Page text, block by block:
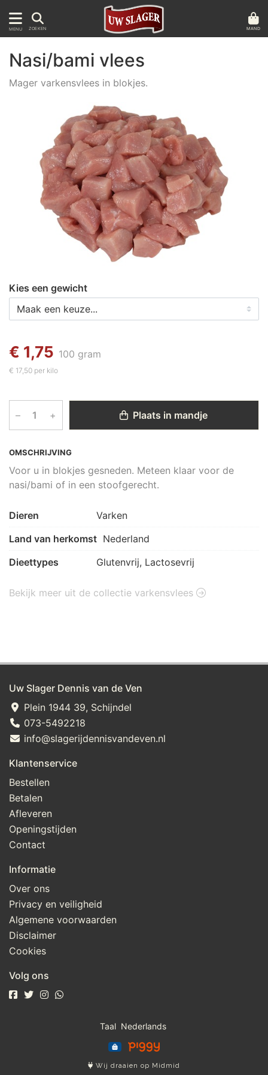
MENU ZOEKEN MAND
OMSCHRIJVING
Voor u in blokjes gesneden. Meteen klaar voor de
nasi/bami of in een stoofgerecht.
Nasi/bami vlees
Mager varkensvlees in blokjes.
Kies een gewicht
€ 1,75 100 gram
€ 17,50 per kilo
– + Plaats in mandje
Dieren
Varken
Land van herkomst Nederland
Dieettypes
Glutenvrij, Lactosevrij
Bekijk meer uit de collectie varkensvlees
Uw Slager Dennis van de Ven
Plein 1944 39, Schijndel
073-5492218
info@slagerijdennisvandeven.nl
Klantenservice
Bestellen
Betalen
Afleveren
Openingstijden
Contact
Informatie
Over ons
Privacy en veiligheid
Algemene voorwaarden
Disclaimer
Cookies
Volg ons
Taal
Wij draaien op Midmid